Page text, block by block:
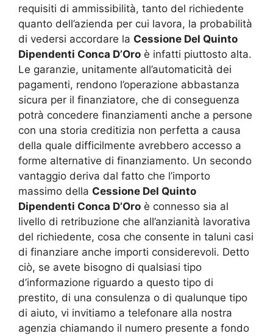
requisiti di ammissibilità, tanto del richiedente
quanto dell’azienda per cui lavora, la probabilità
di vedersi accordare la Cessione Del Quinto
Dipendenti Conca D’Oro è infatti piuttosto alta.
Le garanzie, unitamente all’automaticità dei
pagamenti, rendono l’operazione abbastanza
sicura per il finanziatore, che di conseguenza
potrà concedere finanziamenti anche a persone
con una storia creditizia non perfetta a causa
della quale difficilmente avrebbero accesso a
forme alternative di finanziamento. Un secondo
vantaggio deriva dal fatto che l’importo
massimo della Cessione Del Quinto
Dipendenti Conca D’Oro è connesso sia al
livello di retribuzione che all’anzianità lavorativa
del richiedente, cosa che consente in taluni casi
di finanziare anche importi considerevoli. Detto
ciò, se avete bisogno di qualsiasi tipo
d’informazione riguardo a questo tipo di
prestito, di una consulenza o di qualunque tipo
di aiuto, vi invitiamo a telefonare alla nostra
agenzia chiamando il numero presente a fondo